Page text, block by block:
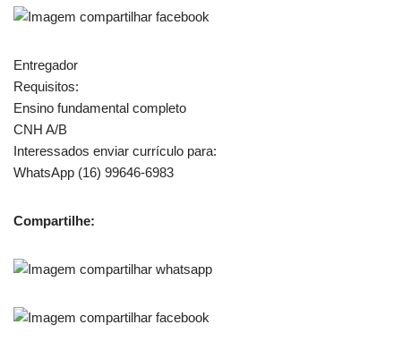
Entregador
Requisitos:
Ensino fundamental completo
CNH A/B
Interessados enviar currículo para:
WhatsApp (16) 99646-6983
Compartilhe: